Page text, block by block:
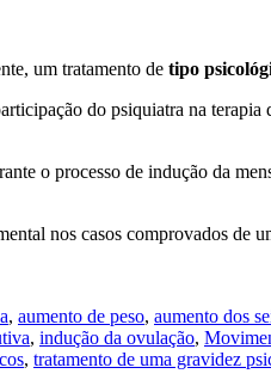
um tratamento de tipo
do psiquiatra na
o processo de indução da
nos casos comprovados de
, aumento de peso, aumento dos
, indução da ovulação,
, tratamento de uma gravidez